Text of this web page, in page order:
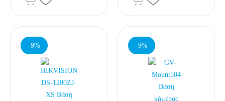
-9% -9%